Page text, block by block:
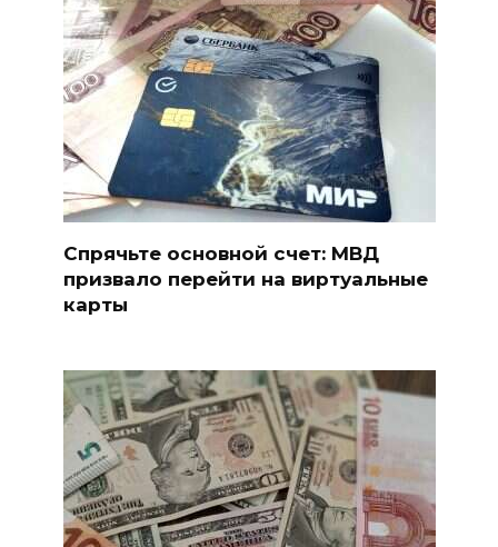
Спрячьте основной счет: МВД
призвало перейти на виртуальные
карты